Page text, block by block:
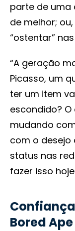
parte de uma
de melhor;
“ostentar”
“A geração
Picasso, um
ter um item
escondido?
mudando
com o desejo
status nas
fazer isso
Bored